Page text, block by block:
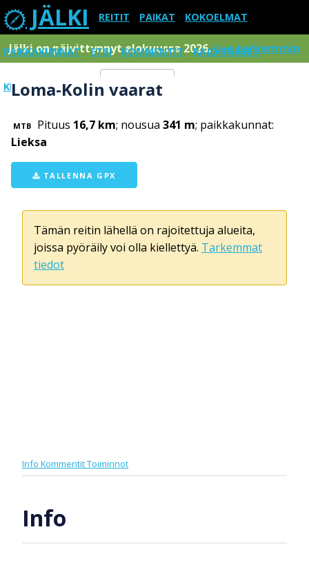
JÄLKI REITIT PAIKAT KOKOELMAT
PAIKKAKUNNAT ETSI KOMMENTIT RAJOITUKSET
KIRJAUDU SISÄÄN Menu
Jälki on päivittynnyt elokuussa 2026.Lue tarkemmin
Loma-Kolin vaarat
MTB Pituus 16,7 km; nousua 341 m; paikkakunnat:
Lieksa
TALLENNA GPX
Tämän reitin lähellä on rajoitettuja alueita,
joissa pyöräily voi olla kiellettyä. Tarkemmat
tiedot
Info KommentitToiminnot
Info